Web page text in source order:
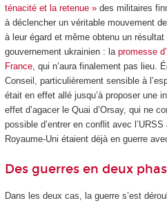
ténacité et la retenue »des militaires
à déclencher un véritable mouvement
à leur égard et même obtenu un résultat
gouvernement ukrainien : la promesse
France, qui n’aura finalement pas lieu.
Conseil, particulièrement sensible à
était en effet allé jusqu’à proposer une
effet d’agacer le Quai d’Orsay, qui ne
possible d’entrer en conflit avec
Royaume-Uni étaient déjà en guerre
Des guerres en deux
Dans les deux cas, la guerre s’est